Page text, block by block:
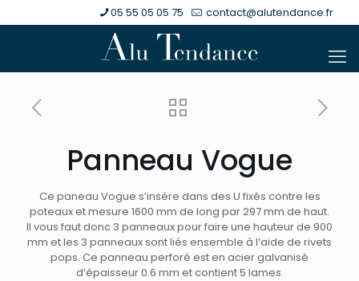
05 55 05 05 75 contact@alutendance.fr
Panneau Vogue
Ce paneau Vogue s’insère dans des U fixés contre les
poteaux et mesure 1600 mm de long par 297 mm de haut.
Il vous faut donc 3 panneaux pour faire une hauteur de 900
mm et les 3 panneaux sont liés ensemble à l’aide de rivets
pops. Ce panneau perforé est en acier galvanisé
d’épaisseur 0.6 mm et contient 5 lames.